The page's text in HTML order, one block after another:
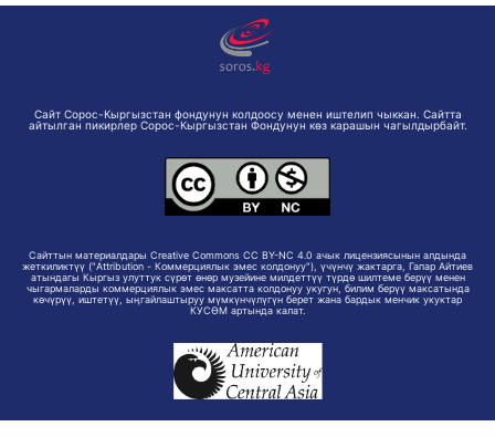
Сайт Сорос-Кыргызстан фондунун колдоосу менен иштелип чыккан. Сайтта
айтылган пикирлер Сорос-Кыргызстан Фондунун көз карашын чагылдырбайт.
Сайттын материалдары Creative Commons CC BY-NC 4.0 ачык лицензиясынын алдында
жеткиликтүү ("Attribution - Коммерциялык эмес колдонуу"), үчүнчү жактарга, Гапар Айтиев
атындагы Кыргыз улуттук сүрөт өнөр музейине милдеттүү түрдө шилтеме берүү менен
чыгармаларды коммерциялык эмес максатта колдонуу укугун, билим берүү максатында
көчүрүү, иштетүү, ыңгайлаштыруу мүмкүнчүлүгүн берет жана бардык менчик укуктар
КУСӨМ артында калат.